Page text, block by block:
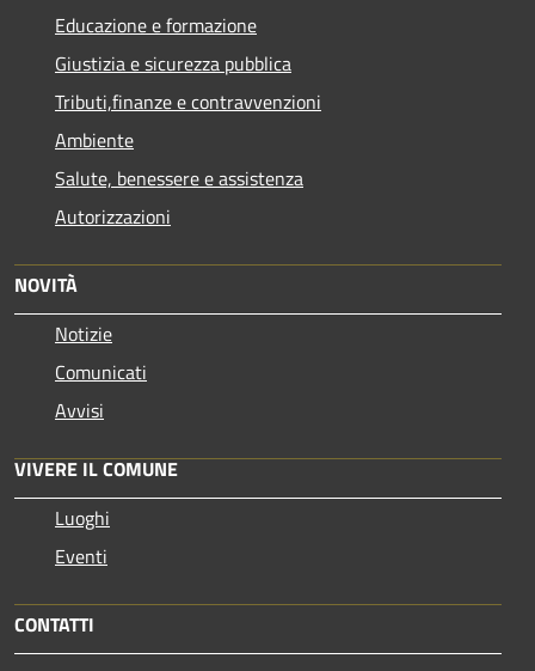
Educazione e formazione
Giustizia e sicurezza pubblica
Tributi,finanze e contravvenzioni
Ambiente
Salute, benessere e assistenza
Autorizzazioni
NOVITÀ
Notizie
Comunicati
Avvisi
VIVERE IL COMUNE
Luoghi
Eventi
CONTATTI